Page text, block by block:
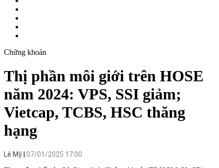
Chứng khoán
Thị phần môi giới trên HOSE
năm 2024: VPS, SSI giảm;
Vietcap, TCBS, HSC thăng
hạng
Lê Mỹ 07/01/2025 17:00